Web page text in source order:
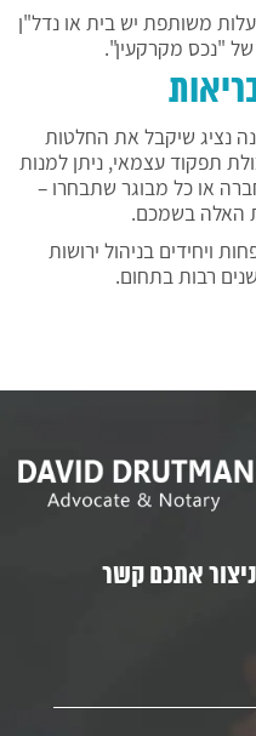
משותפת יש בית או נדל"ן
"נכס מקרקעין".
נציג שיקבל את החלטות
תפקוד עצמאי, ניתן למנות
או כל מבוגר שתבחרו –
האלה בשמכם.
ויחידים בניהול ירושות
רבות בתחום.
אתכם קשר